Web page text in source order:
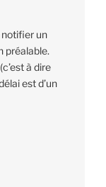
notifier un
préalable.
à dire
est d’un